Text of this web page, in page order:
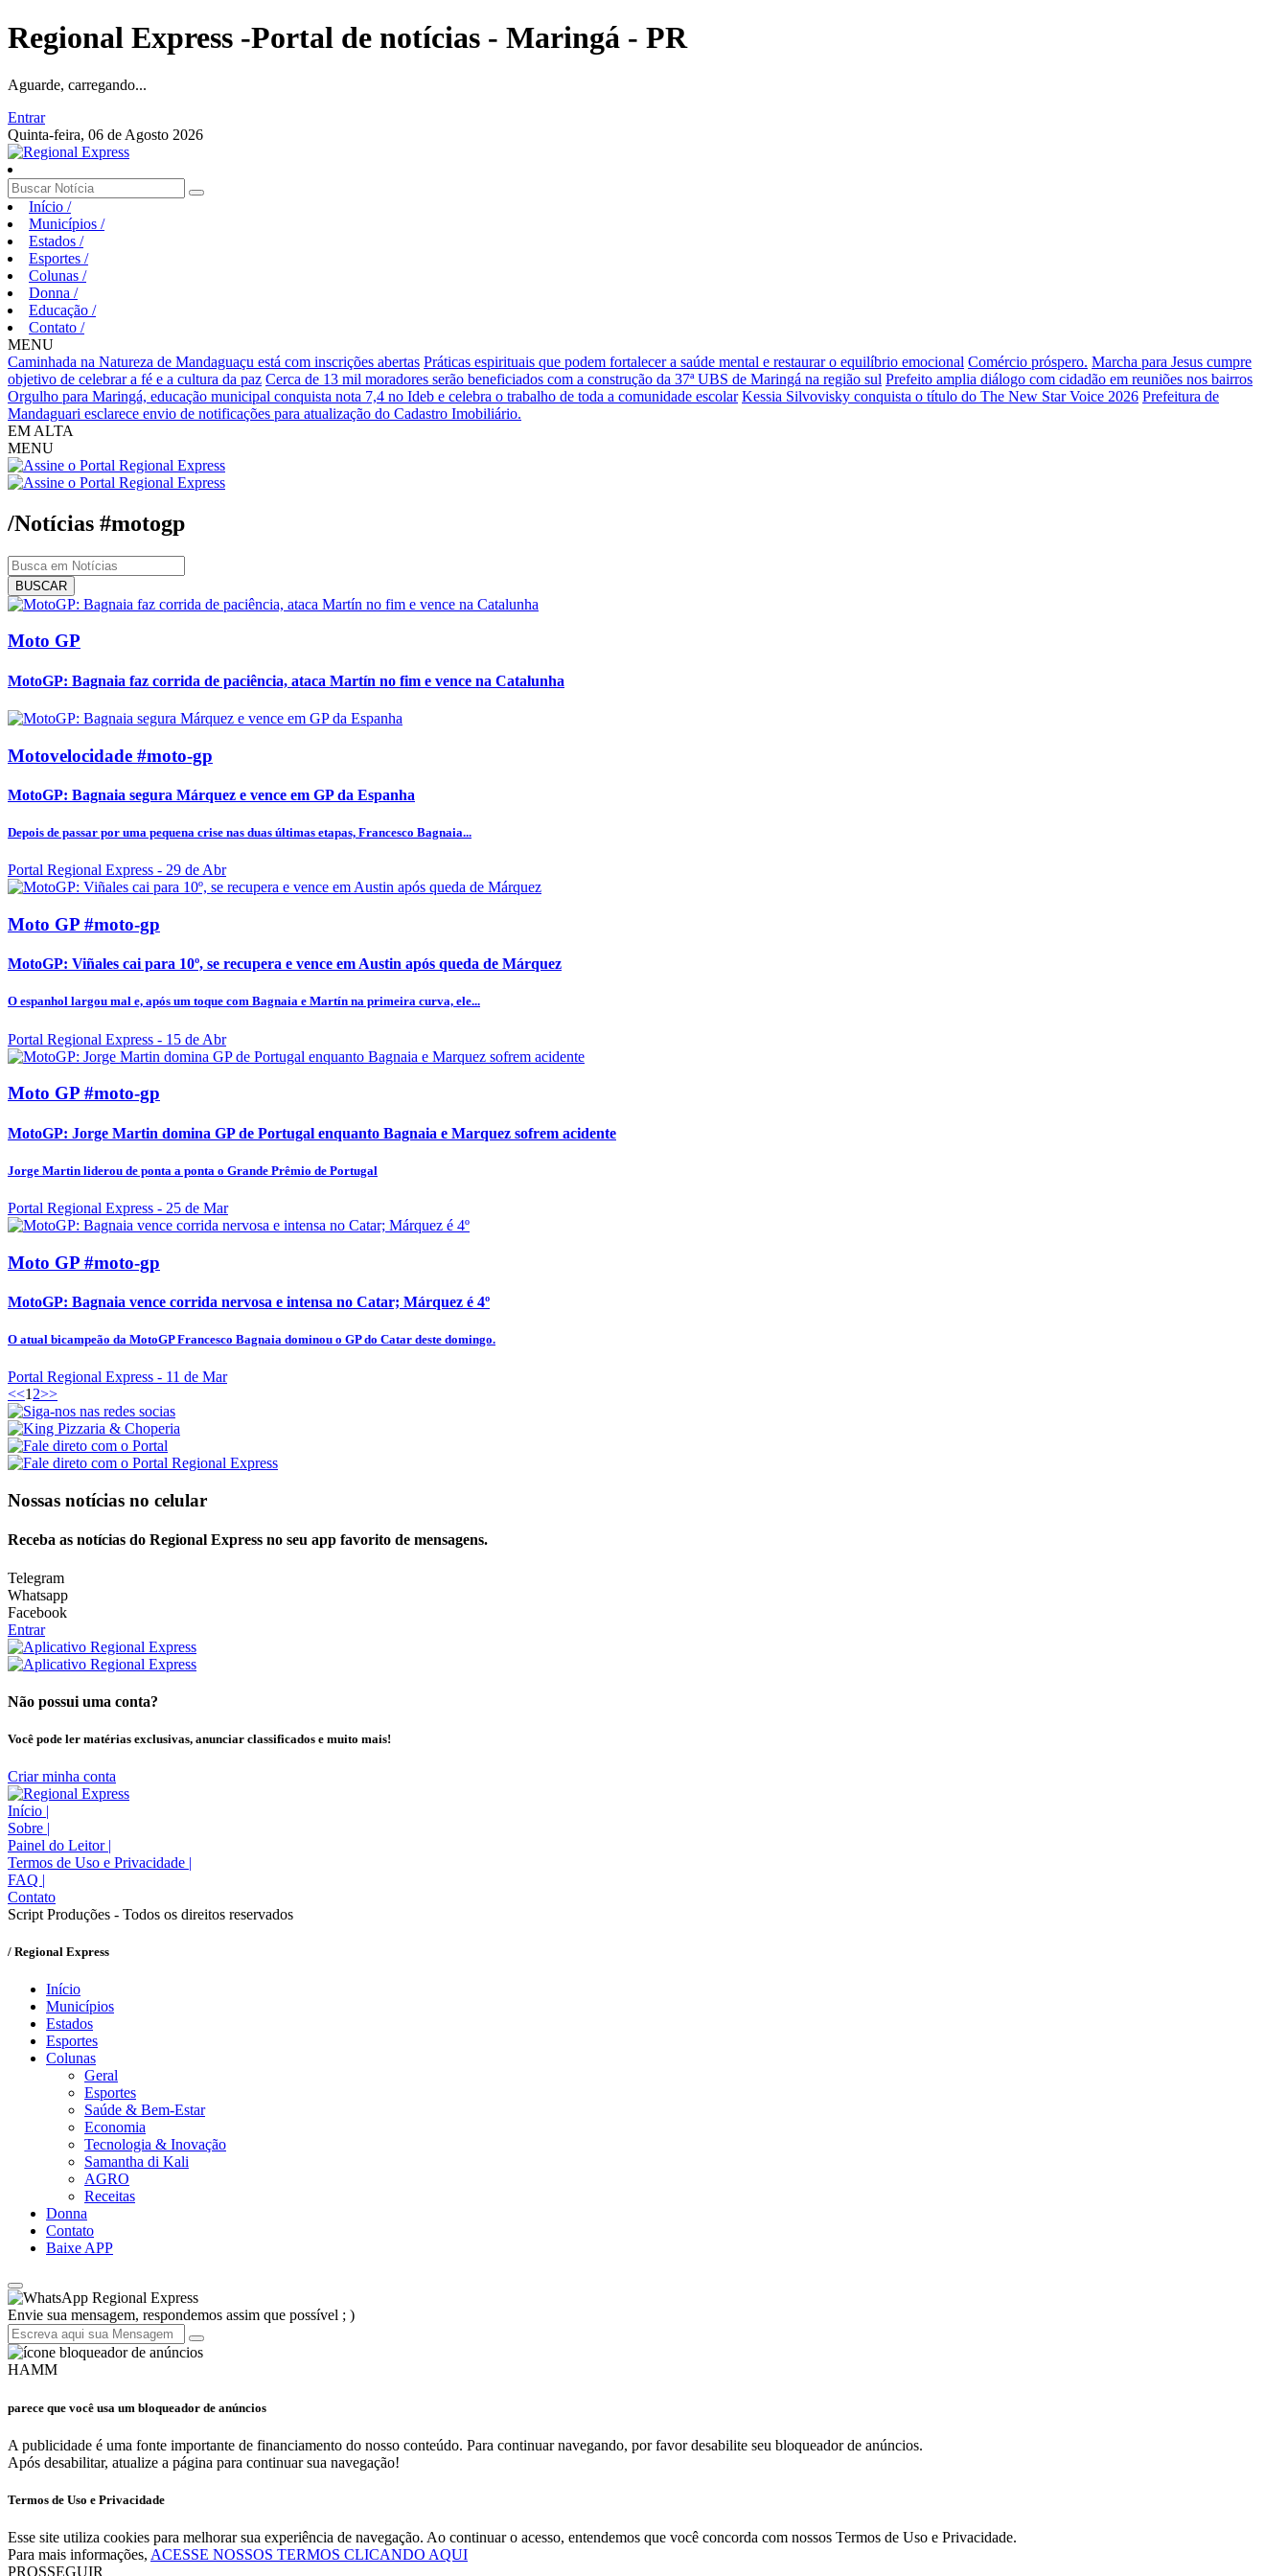
Regional Express -Portal de notícias - Maringá - PR
Aguarde, carregando...
Entrar
Quinta-feira, 06 de Agosto 2026
Início /
Municípios /
Estados /
Esportes /
Colunas /
Donna /
Educação /
Contato /
MENU
Caminhada na Natureza de Mandaguaçu está com inscrições abertas Práticas espirituais que podem fortalecer a saúde mental e restaurar o equilíbrio emocional Comércio próspero. Marcha para Jesus cumpre
objetivo de celebrar a fé e a cultura da paz Cerca de 13 mil moradores serão beneficiados com a construção da 37ª UBS de Maringá na região sul Prefeito amplia diálogo com cidadão em reuniões nos bairros
Orgulho para Maringá, educação municipal conquista nota 7,4 no Ideb e celebra o trabalho de toda a comunidade escolar Kessia Silvovisky conquista o título do The New Star Voice 2026 Prefeitura de
Mandaguari esclarece envio de notificações para atualização do Cadastro Imobiliário.
EM ALTA
MENU
/Notícias #motogp
BUSCAR
Moto GP
MotoGP: Bagnaia faz corrida de paciência, ataca Martín no fim e vence na Catalunha
Motovelocidade #moto-gp
MotoGP: Bagnaia segura Márquez e vence em GP da Espanha
Depois de passar por uma pequena crise nas duas últimas etapas, Francesco Bagnaia...
Portal Regional Express - 29 de Abr
Moto GP #moto-gp
MotoGP: Viñales cai para 10º, se recupera e vence em Austin após queda de Márquez
O espanhol largou mal e, após um toque com Bagnaia e Martín na primeira curva, ele...
Portal Regional Express - 15 de Abr
Moto GP #moto-gp
MotoGP: Jorge Martin domina GP de Portugal enquanto Bagnaia e Marquez sofrem acidente
Jorge Martin liderou de ponta a ponta o Grande Prêmio de Portugal
Portal Regional Express - 25 de Mar
Moto GP #moto-gp
MotoGP: Bagnaia vence corrida nervosa e intensa no Catar; Márquez é 4º
O atual bicampeão da MotoGP Francesco Bagnaia dominou o GP do Catar deste domingo.
Portal Regional Express - 11 de Mar
<<1 2>>
Nossas notícias no celular
Receba as notícias do Regional Express no seu app favorito de mensagens.
Telegram
Whatsapp
Facebook
Entrar
Não possui uma conta?
Você pode ler matérias exclusivas, anunciar classificados e muito mais!
Criar minha conta
Início |
Sobre |
Painel do Leitor |
Termos de Uso e Privacidade |
FAQ |
Contato
Script Produções - Todos os direitos reservados
/ Regional Express
Início
Municípios
Estados
Esportes
Colunas
Geral
Esportes
Saúde & Bem-Estar
Economia
Tecnologia & Inovação
Samantha di Kali
AGRO
Receitas
Donna
Contato
Baixe APP
Regional Express
Envie sua mensagem, respondemos assim que possível ; )
HAMM
parece que você usa um bloqueador de anúncios
A publicidade é uma fonte importante de financiamento do nosso conteúdo. Para continuar navegando, por favor desabilite seu bloqueador de anúncios.
Após desabilitar, atualize a página para continuar sua navegação!
Termos de Uso e Privacidade
Esse site utiliza cookies para melhorar sua experiência de navegação. Ao continuar o acesso, entendemos que você concorda com nossos Termos de Uso e Privacidade.
Para mais informações, ACESSE NOSSOS TERMOS CLICANDO AQUI
PROSSEGUIR